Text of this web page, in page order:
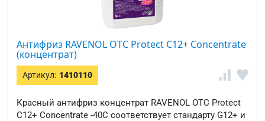
Антифриз RAVENOL OTC Protect C12+ Concentrate
(концентрат)
Артикул: 1410110
Красный антифриз концентрат RAVENOL OTC Protect
C12+ Concentrate -40C соответствует стандарту G12+ и